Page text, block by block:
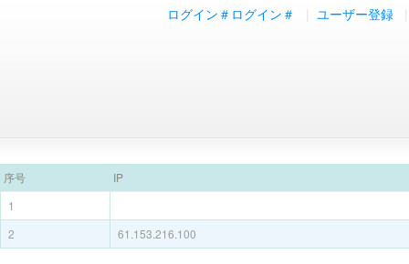
ログイン＃ログイン＃ ユーザー登録
序号
IP
1
2
61.153.216.100